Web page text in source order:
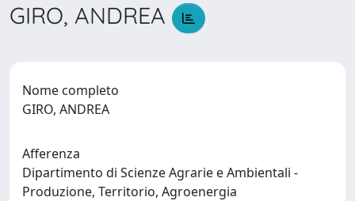
GIRO, ANDREA
Nome completo
GIRO, ANDREA
Afferenza
Dipartimento di Scienze Agrarie e Ambientali -
Produzione, Territorio, Agroenergia